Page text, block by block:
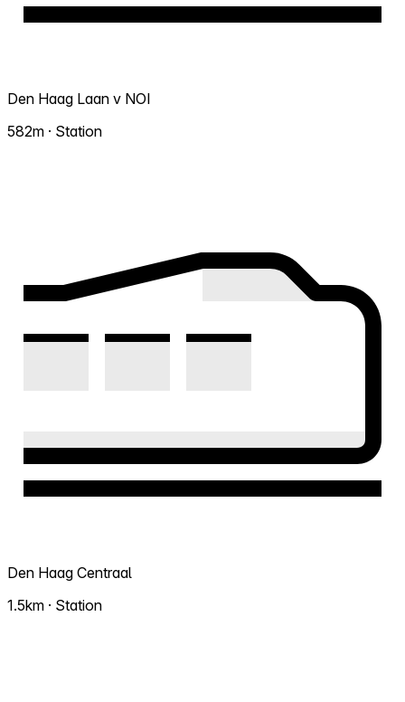
Den Haag Laan v NOI
582m · Station
Den Haag Centraal
1.5km · Station